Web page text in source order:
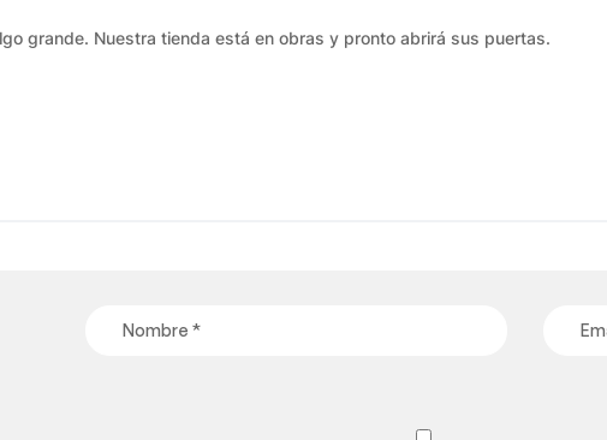
grande. Nuestra tienda está en obras y pronto abrirá sus puertas.